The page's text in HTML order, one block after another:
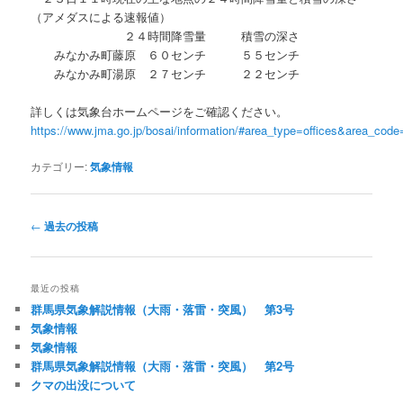
（アメダスによる速報値）
２４時間降雪量 積雪の深さ
みなかみ町藤原 ６０センチ ５５センチ
みなかみ町湯原 ２７センチ ２２センチ
詳しくは気象台ホームページをご確認ください。
https://www.jma.go.jp/bosai/information/
カテゴリー:気象情報
投
ナ
ー
シ
ョ
ン
← 過去の投稿
最近の投稿
群馬県気象解説情報（大雨・落雷・突風） 第3号
気象情報
気象情報
群馬県気象解説情報（大雨・落雷・突風） 第2号
クマの出没について